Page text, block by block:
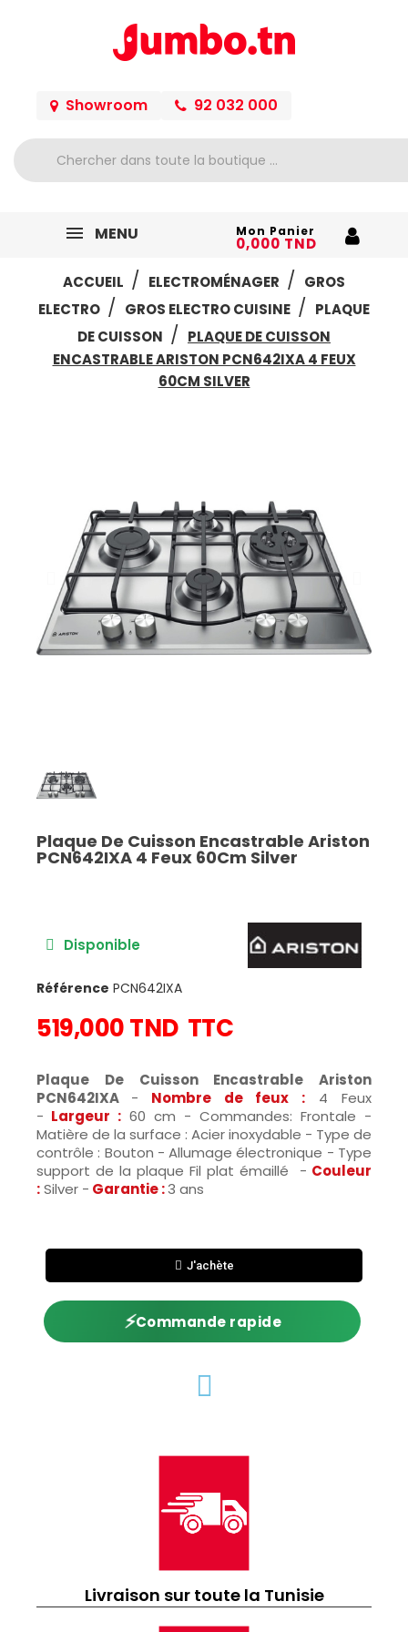
Showroom 92 032 000
MENU Mon Panier
0,000 TND
ACCUEIL
ELECTROMÉNAGER
GROS
ELECTRO
GROS ELECTRO CUISINE
PLAQUE
DE CUISSON
PLAQUE DE CUISSON
ENCASTRABLE ARISTON PCN642IXA 4 FEUX
60CM SILVER
Plaque De Cuisson Encastrable Ariston
PCN642IXA 4 Feux 60Cm Silver
Disponible
Référence PCN642IXA
519,000 TND TTC
Plaque De Cuisson Encastrable Ariston
PCN642IXA - Nombre de feux : 4 Feux
- Largeur : 60 cm - Commandes: Frontale -
Matière de la surface : Acier inoxydable - Type de
contrôle : Bouton - Allumage électronique - Type
support de la plaque Fil plat émaillé - Couleur
:Silver - Garantie :3 ans
J'achète
⚡Commande rapide
Livraison sur toute la Tunisie